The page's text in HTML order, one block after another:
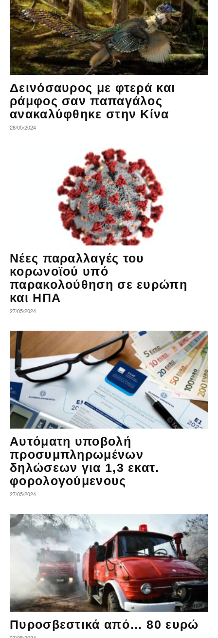
Δεινόσαυρος με φτερά και
ράμφος σαν παπαγάλος
ανακαλύφθηκε στην Κίνα
28/05/2024
Νέες παραλλαγές του
κορωνοϊού υπό
παρακολούθηση σε ευρώπη
και ΗΠΑ
27/05/2024
Αυτόματη υποβολή
προσυμπληρωμένων
δηλώσεων για 1,3 εκατ.
φορολογούμενους
27/05/2024
Πυροσβεστικά από… 80 ευρώ